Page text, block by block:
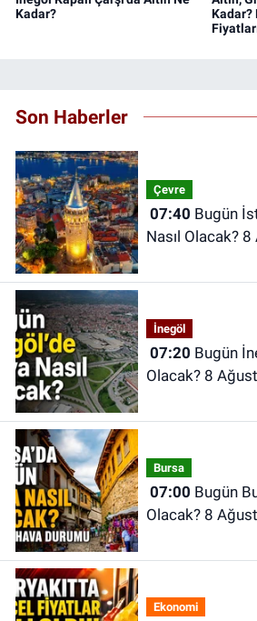
Kadar?
Kadar?
Son Haberler
Çevre
07:40
Nasıl Olacak?
İnegöl
07:20
Olacak? 8
Bursa
07:00
Olacak? 8
Ekonomi